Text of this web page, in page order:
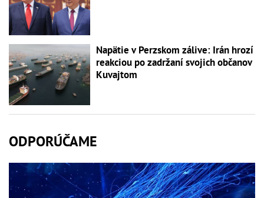
Napätie v Perzskom zálive: Irán hrozí
reakciou po zadržaní svojich občanov
Kuvajtom
ODPORÚČAME